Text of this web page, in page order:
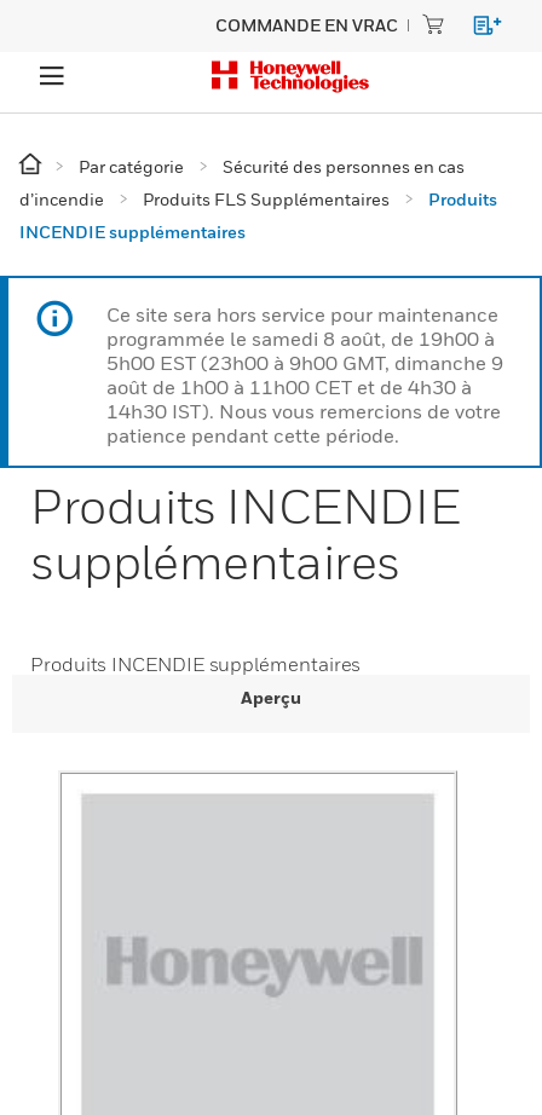
COMMANDE EN VRAC
Par catégorie
Sécurité des personnes en cas
d’incendie
Produits FLS Supplémentaires
Produits
INCENDIE supplémentaires
Ce site sera hors service pour maintenance
programmée le samedi 8 août, de 19h00 à
5h00 EST (23h00 à 9h00 GMT, dimanche 9
août de 1h00 à 11h00 CET et de 4h30 à
14h30 IST). Nous vous remercions de votre
patience pendant cette période.
Produits INCENDIE
supplémentaires
Produits INCENDIE supplémentaires
Aperçu